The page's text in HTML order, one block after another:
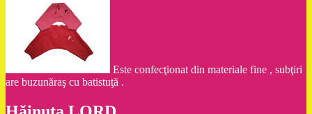
Este confecţionat din materiale fine , subţiri
are buzunăraş cu batistuţă .